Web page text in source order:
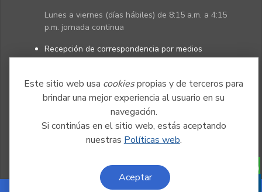
Este sitio web usa cookiespropias y de terceros para
brindar una mejor experiencia al usuario en su
navegación.
Si continúas en el sitio web, estás aceptando
nuestras Políticas web.
Aceptar
Lunes a viernes (días hábiles) de 8:15 a.m. a 4:15
p.m. jornada continua
Recepción de correspondencia por medios
electrónicos:
Lunes a viernes (días hábiles) de 8:15 a.m. a 4:45
p.m. jornada continua
Políticas Mapa del sitio